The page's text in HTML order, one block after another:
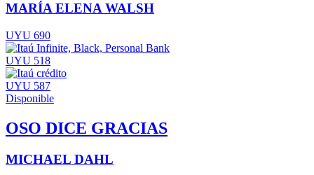
MARÍA ELENA WALSH
UYU 690
UYU 518
UYU 587
Disponible
OSO DICE GRACIAS
MICHAEL DAHL